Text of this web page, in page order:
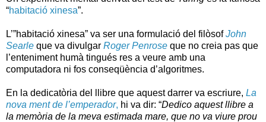
“habitació xinesa”.
L’”habitació xinesa” va ser una formulació del filòsofJohn
Searle que va divulgar Roger Penrose que no creia pas que
l’enteniment humà tingués res a veure amb una
computadora ni fos conseqüència d’algoritmes.
En la dedicatòria del llibre que aquest darrer va escriure, La
nova ment de l’emperador, hi va dir: “Dedico aquest llibre a
la memòria de la meva estimada mare, que no va viure prou